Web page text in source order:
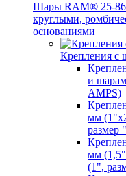
Шары RAM® 25-86
круглыми,
основаниями
Крепления с
и
AMPS)
мм
размер
мм
(1",